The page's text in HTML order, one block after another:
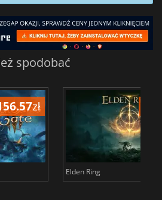
spodobać
zł
Elden Ring